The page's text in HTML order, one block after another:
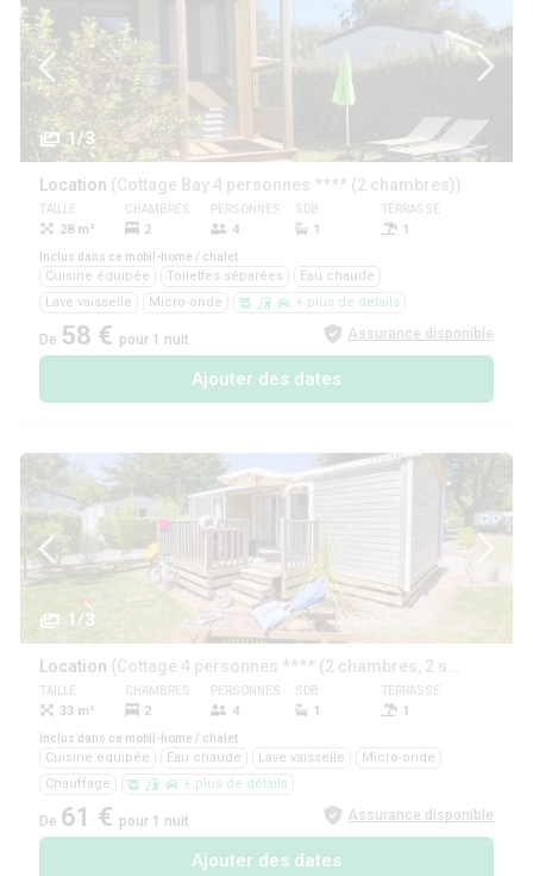
1/3
Location (Cottage Bay 4 personnes **** (2 chambres))
TAILLE
28 m²
CHAMBRES
2
PERSONNES
4
SDB
1
TERRASSE
1
Inclus dans ce mobil-home / chalet
Cuisine équipée Toilettes séparées
Eau chaude
Lave vaisselle
Micro-onde + plus de détails
De 58 € pour 1 nuit Assurance disponible
Ajouter des dates
1/3
Location (Cottage 4 personnes **** (2 chambres, 2 salles de bain))
TAILLE
33 m²
CHAMBRES
2
PERSONNES
4
SDB
1
TERRASSE
1
Inclus dans ce mobil-home / chalet
Cuisine équipée Eau chaude Lave vaisselle
Micro-onde
Chauffage
+ plus de détails
De 61 € pour 1 nuit Assurance disponible
Ajouter des dates